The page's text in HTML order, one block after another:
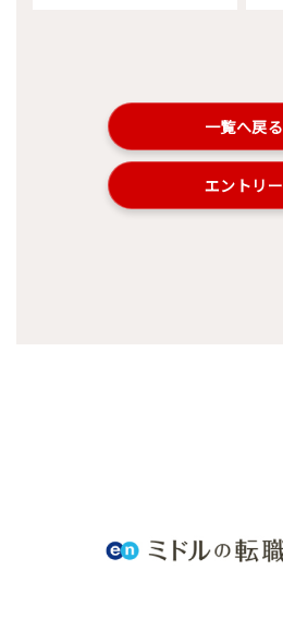
一覧へ戻る
エントリー